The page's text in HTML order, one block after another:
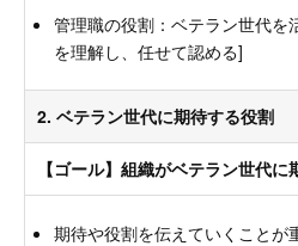
管理職の役割：ベテラン世代を
を理解し、任せて認める]
2. ベテラン世代に期待する役割
【ゴール】組織がベテラン世代
期待や役割を伝えていくことが